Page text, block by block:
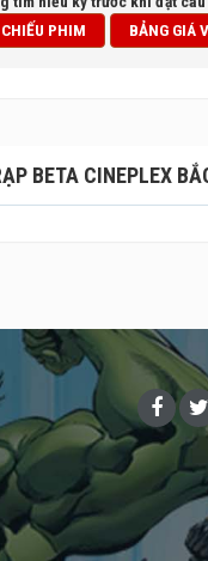
Rạp hiện có tất
hoàn toàn không phải
PHIM
BẢNG GIÁ
BETA CINEPLEX